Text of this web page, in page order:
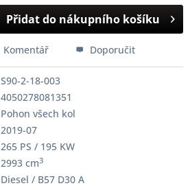
Přidat do nákupního košíku
Komentář Doporučit
S90-2-18-003
4050278081351
Pohon všech kol
2019-07
265 PS / 195 KW
2993 cm3
Diesel / B57 D30 A